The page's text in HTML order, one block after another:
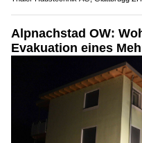
Alpnachstad OW:
Evakuation eines